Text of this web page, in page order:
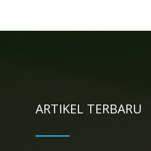
ARTIKEL TERBARU